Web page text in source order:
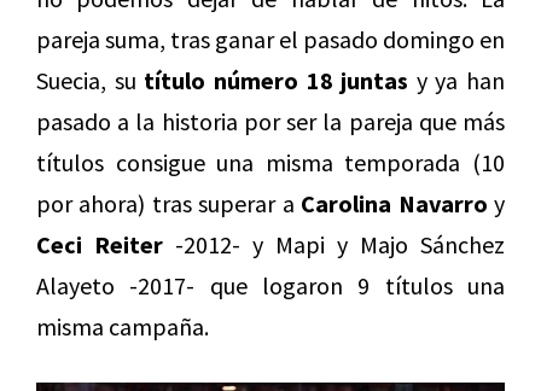
pareja suma, tras ganar el pasado domingo en
Suecia, su título número 18 juntas y ya han
pasado a la historia por ser la pareja que más
títulos consigue una misma temporada (10
por ahora) tras superar a Carolina Navarro y
Ceci Reiter -2012- y Mapi y Majo Sánchez
Alayeto -2017- que logaron 9 títulos una
misma campaña.